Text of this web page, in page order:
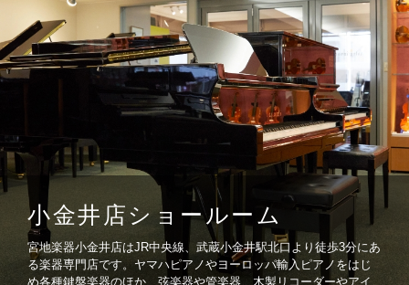
小金井店ショールーム
宮地楽器小金井店はJR中央線、武蔵小金井駅北口より徒歩3分にあ
る楽器専門店です。ヤマハピアノやヨーロッパ輸入ピアノをはじ
め各種鍵盤楽器のほか、弦楽器や管楽器、木製リコーダーやアイ